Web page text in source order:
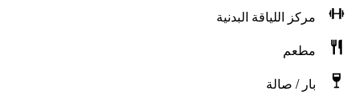
مركز اللياقة البدنية
مطعم
بار / صالة